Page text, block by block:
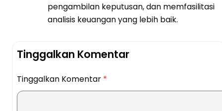
pengambilan keputusan, dan memfasilitasi
analisis keuangan yang lebih baik.
Tinggalkan Komentar
Tinggalkan Komentar *